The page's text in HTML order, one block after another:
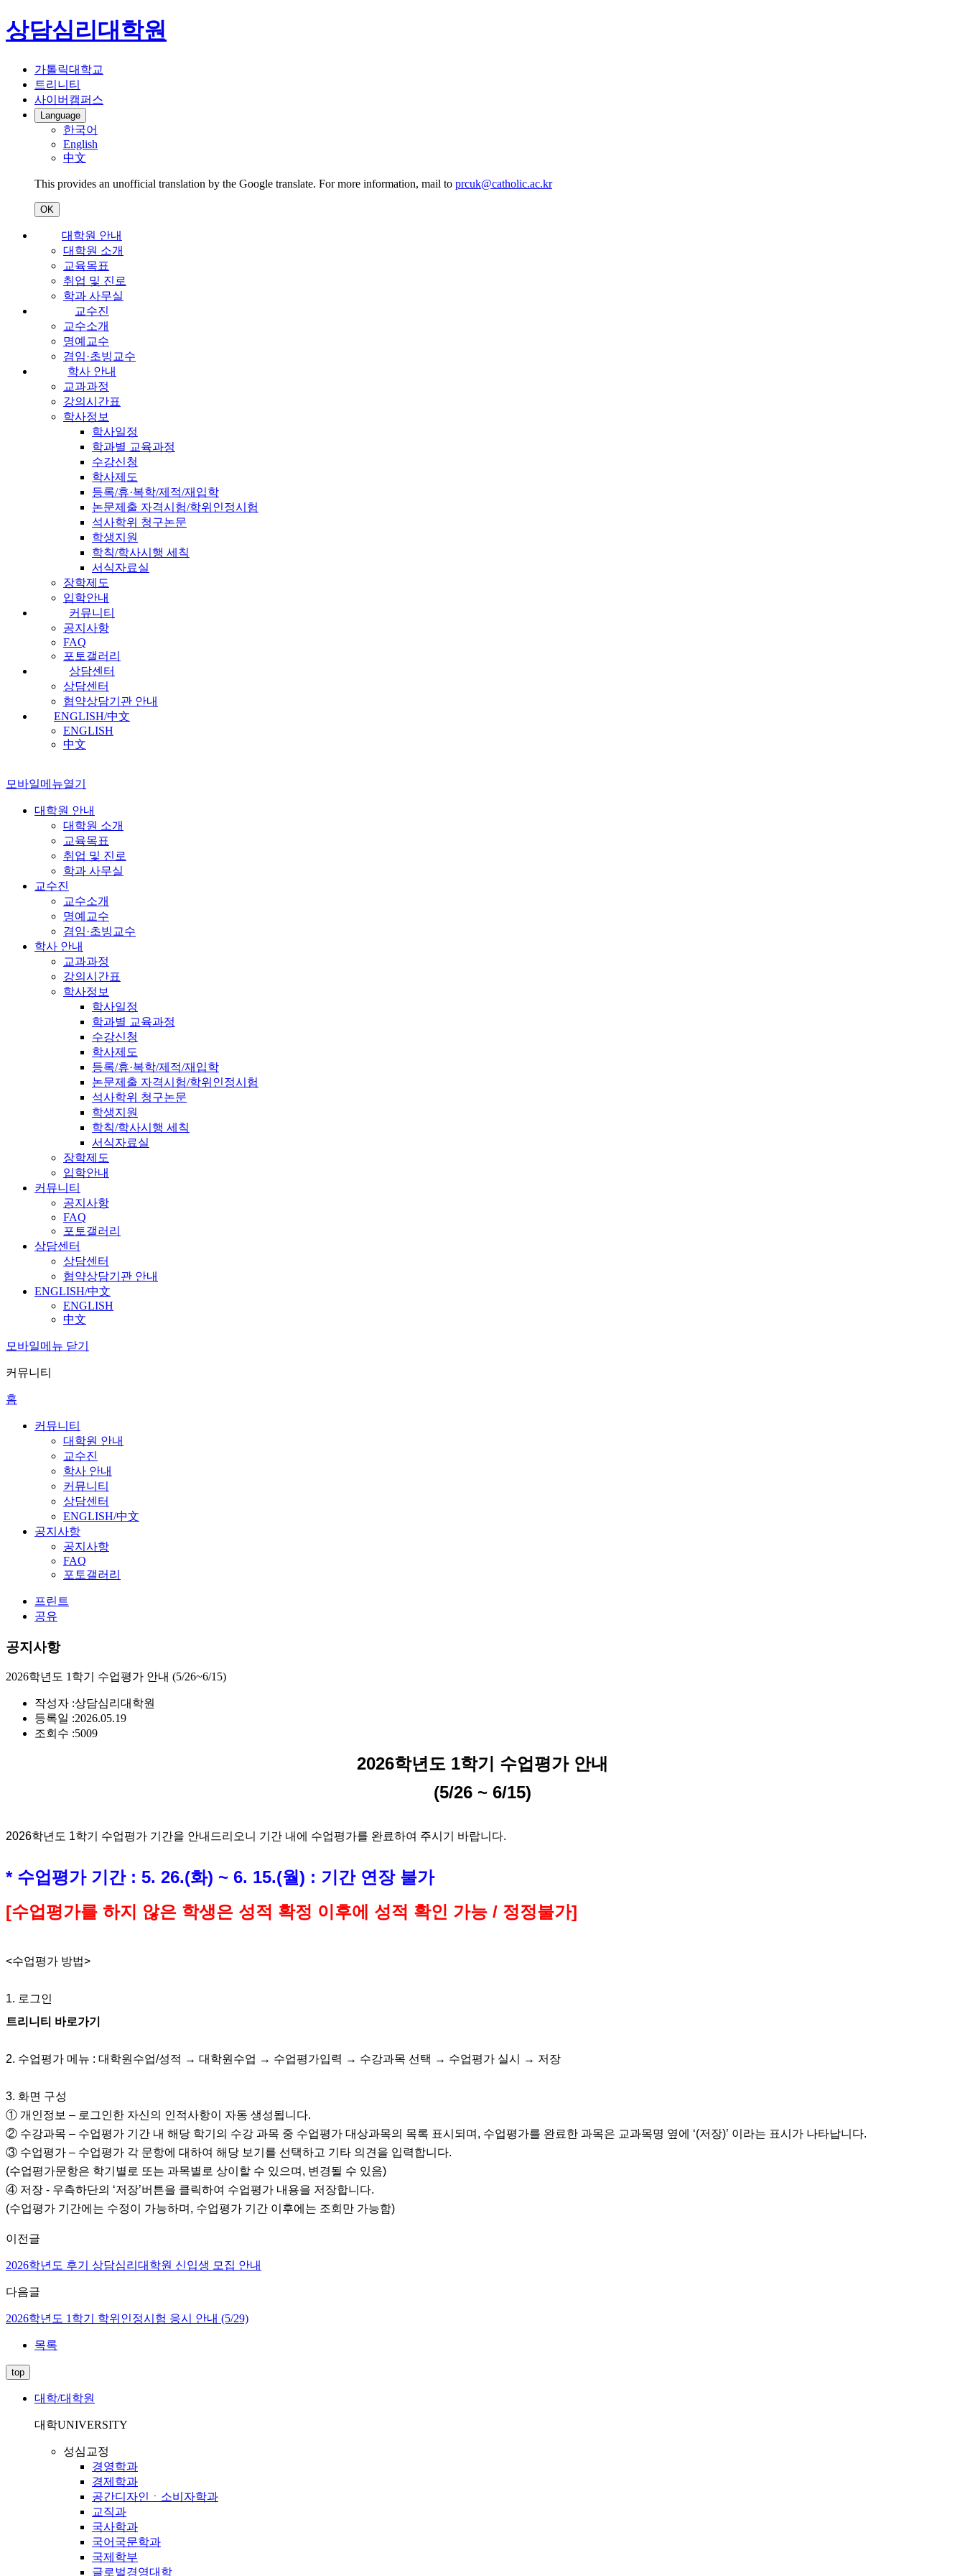
상담심리대학원
가톨릭대학교
트리니티
사이버캠퍼스
Language
한국어
English
中文
This provides an unofficial translation by the Google translate. For more information, mail to prcuk@catholic.ac.kr
OK
대학원 안내
대학원 소개
교육목표
취업 및 진로
학과 사무실
교수진
교수소개
명예교수
겸임·초빙교수
학사 안내
교과과정
강의시간표
학사정보
학사일정
학과별 교육과정
수강신청
학사제도
등록/휴·복학/제적/재입학
논문제출 자격시험/학위인정시험
석사학위 청구논문
학생지원
학칙/학사시행 세칙
서식자료실
장학제도
입학안내
커뮤니티
공지사항
FAQ
포토갤러리
상담센터
상담센터
협약상담기관 안내
ENGLISH/中文
ENGLISH
中文
모바일메뉴열기
대학원 안내
대학원 소개
교육목표
취업 및 진로
학과 사무실
교수진
교수소개
명예교수
겸임·초빙교수
학사 안내
교과과정
강의시간표
학사정보
학사일정
학과별 교육과정
수강신청
학사제도
등록/휴·복학/제적/재입학
논문제출 자격시험/학위인정시험
석사학위 청구논문
학생지원
학칙/학사시행 세칙
서식자료실
장학제도
입학안내
커뮤니티
공지사항
FAQ
포토갤러리
상담센터
상담센터
협약상담기관 안내
ENGLISH/中文
ENGLISH
中文
모바일메뉴 닫기
커뮤니티
홈
커뮤니티
대학원 안내
교수진
학사 안내
커뮤니티
상담센터
ENGLISH/中文
공지사항
공지사항
FAQ
포토갤러리
프린트
공유
공지사항
2026학년도 1학기 수업평가 안내 (5/26~6/15)
작성자 :상담심리대학원
등록일 :2026.05.19
조회수 :5009
2026학년도 1학기 수업평가 안내
(5/26 ~ 6/15)
2026학년도 1학기 수업평가 기간을 안내드리오니 기간 내에 수업평가를 완료하여 주시기 바랍니다.
* 수업평가 기간 : 5. 26.(화) ~ 6. 15.(월) : 기간 연장 불가
[수업평가를 하지 않은 학생은 성적 확정 이후에 성적 확인 가능 / 정정불가]
<수업평가 방법>
1. 로그인
트리니티 바로가기
2. 수업평가 메뉴 : 대학원수업/성적 → 대학원수업 → 수업평가입력 → 수강과목 선택 → 수업평가 실시 → 저장
3. 화면 구성
① 개인정보 – 로그인한 자신의 인적사항이 자동 생성됩니다.
② 수강과목 – 수업평가 기간 내 해당 학기의 수강 과목 중 수업평가 대상과목의 목록 표시되며 , 수업평가를 완료한 과목은 교과목명 옆에 ‘(저장)’ 이라는 표시가 나타납니다.
③ 수업평가 – 수업평가 각 문항에 대하여 해당 보기를 선택하고 기타 의견을 입력합니다.
(수업평가문항은 학기별로 또는 과목별로 상이할 수 있으며 , 변경될 수 있음)
④ 저장 - 우측하단의 ‘저장’버튼을 클릭하여 수업평가 내용을 저장합니다.
(수업평가 기간에는 수정이 가능하며 , 수업평가 기간 이후에는 조회만 가능함)
이전글
2026학년도 후기 상담심리대학원 신입생 모집 안내
다음글
2026학년도 1학기 학위인정시험 응시 안내 (5/29)
목록
top
대학/대학원
대학UNIVERSITY
성심교정
경영학과
경제학과
공간디자인ㆍ소비자학과
교직과
국사학과
국어국문학과
국제학부
글로벌경영대학